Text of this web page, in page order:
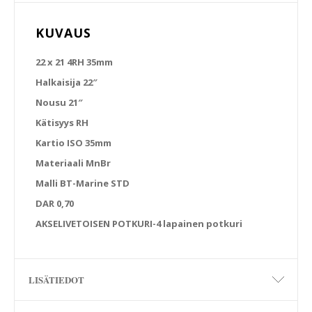
KUVAUS
22 x 21 4RH 35mm
Halkaisija 22″
Nousu 21″
Kätisyys RH
Kartio ISO 35mm
Materiaali MnBr
Malli BT-Marine STD
DAR 0,70
AKSELIVETOISEN POTKURI-4 lapainen potkuri
LISÄTIEDOT